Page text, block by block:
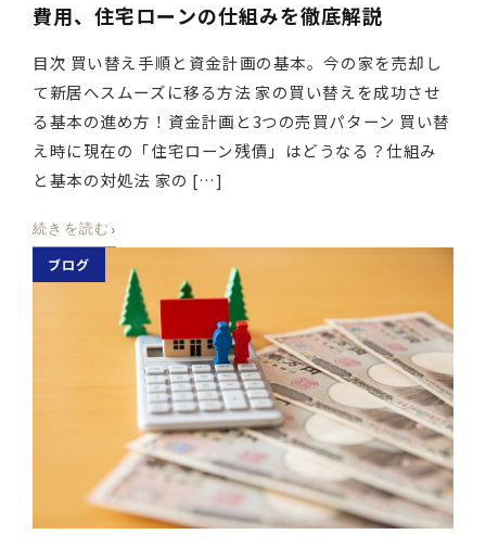
費用、住宅ローンの仕組みを徹底解説
目次 買い替え手順と資金計画の基本。今の家を売却し
て新居へスムーズに移る方法 家の買い替えを成功させ
る基本の進め方！資金計画と3つの売買パターン 買い替
え時に現在の「住宅ローン残債」はどうなる？仕組み
と基本の対処法 家の […]
続きを読む ›
ブログ